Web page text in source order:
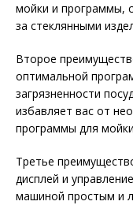
мойки и программы,
за стеклянными
Второе
оптимальной
загрязненности
избавляет вас от
программы для
Третье
дисплей и
машиной простым и